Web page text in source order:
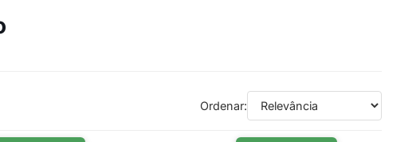
Ordenar: